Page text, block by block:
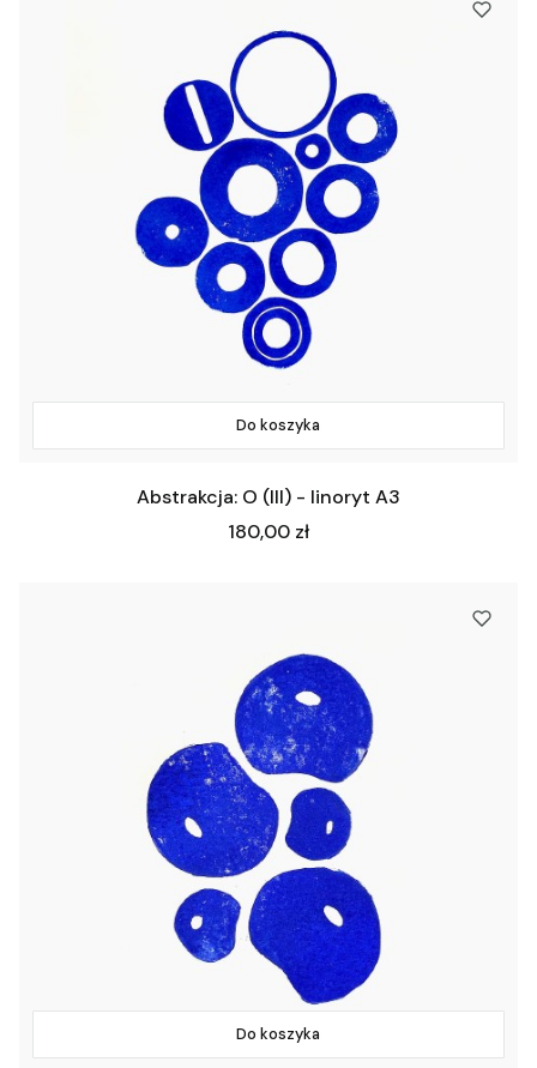
Do koszyka
Abstrakcja: O (III) - linoryt A3
Cena
180,00 zł
Do koszyka